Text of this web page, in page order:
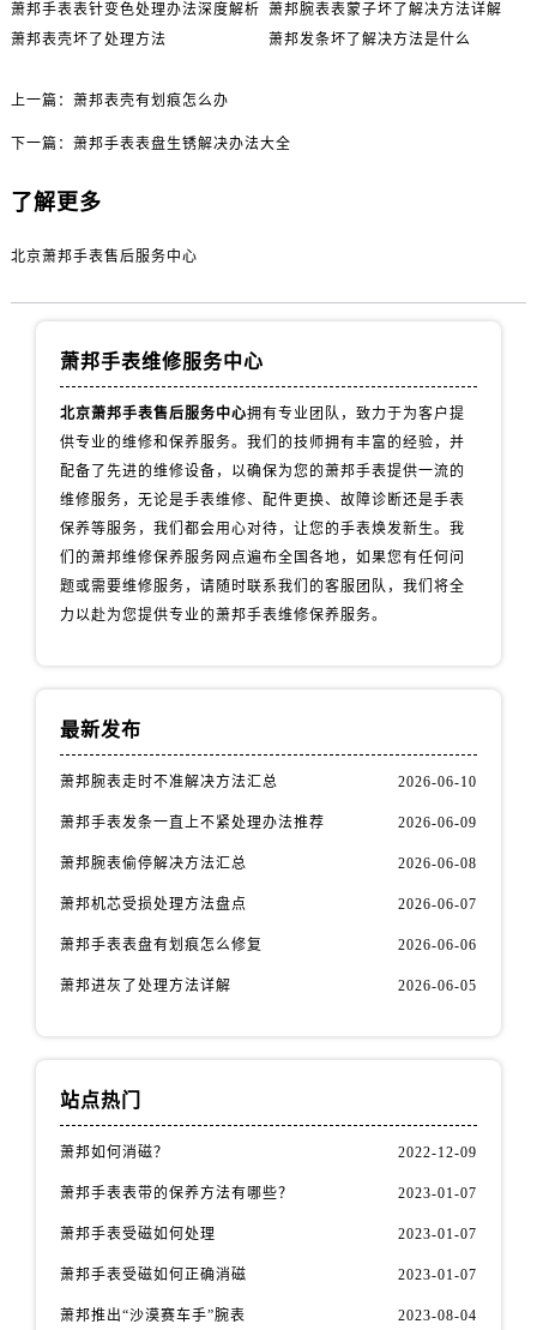
萧邦手表表针变色处理办法深度解析 萧邦腕表表蒙子坏了解决方法详解
萧邦表壳坏了处理方法
萧邦发条坏了解决方法是什么
上一篇： 萧邦表壳有划痕怎么办
下一篇： 萧邦手表表盘生锈解决办法大全
了解更多
北京萧邦手表售后服务中心
萧邦手表维修服务中心
北京萧邦手表售后服务中心拥有专业团队，致力于为客户提
供专业的维修和保养服务。我们的技师拥有丰富的经验，并
配备了先进的维修设备，以确保为您的萧邦手表提供一流的
维修服务，无论是手表维修、配件更换、故障诊断还是手表
保养等服务，我们都会用心对待，让您的手表焕发新生。我
们的萧邦维修保养服务网点遍布全国各地，如果您有任何问
题或需要维修服务，请随时联系我们的客服团队，我们将全
力以赴为您提供专业的萧邦手表维修保养服务。
最新发布
萧邦腕表走时不准解决方法汇总 2026-06-10
萧邦手表发条一直上不紧处理办法推荐 2026-06-09
萧邦腕表偷停解决方法汇总 2026-06-08
萧邦机芯受损处理方法盘点 2026-06-07
萧邦手表表盘有划痕怎么修复 2026-06-06
萧邦进灰了处理方法详解 2026-06-05
站点热门
萧邦如何消磁？ 2022-12-09
萧邦手表表带的保养方法有哪些？ 2023-01-07
萧邦手表受磁如何处理 2023-01-07
萧邦手表受磁如何正确消磁 2023-01-07
萧邦推出“沙漠赛车手”腕表 2023-08-04